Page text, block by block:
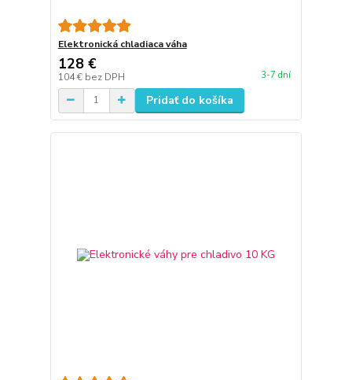
Elektronická chladiaca váha
128 €
104 € bez DPH 3-7 dní
Pridať do košíka